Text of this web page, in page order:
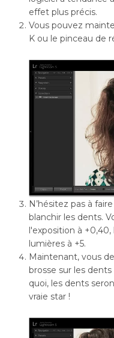
effet plus précis.
Vous pouvez
K ou le pinceau de
N’hésitez pas à
blanchir les dents.
l'exposition à
lumières à +5.
Maintenant, vous
brosse sur les dents
quoi, les dents
vraie star !